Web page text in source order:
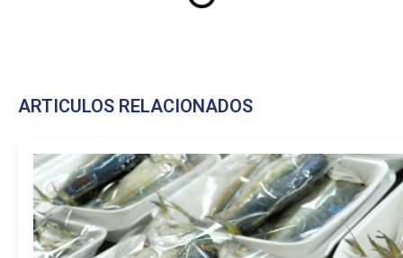
ARTICULOS RELACIONADOS